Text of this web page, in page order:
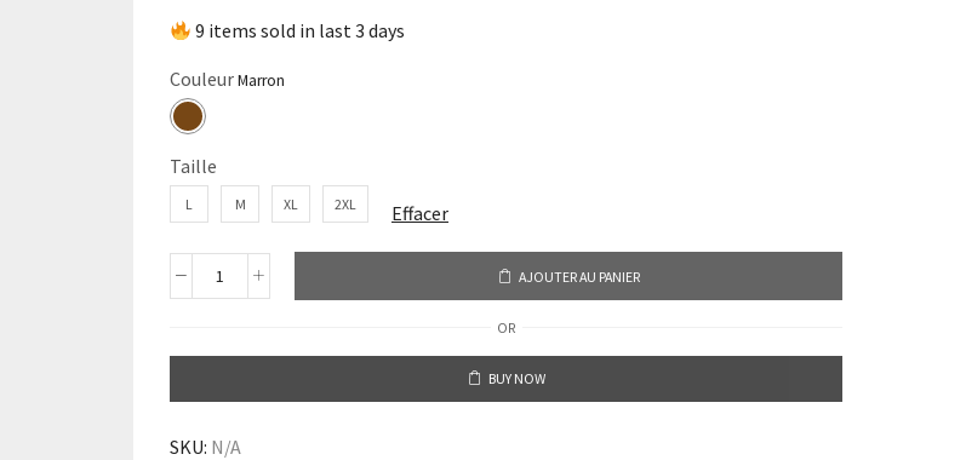
9 items sold in last 3 days
Couleur
Taille
L M XL 2XL Effacer
AJOUTER AU PANIER
OR
BUY NOW
SKU: N/A